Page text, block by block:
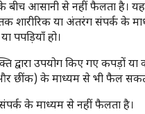
बीच आसानी से नहीं फैलता है।
शारीरिक या अंतरंग संपर्क के
पपड़ियाँ हो।
द्वारा उपयोग किए गए कपड़ों
छींक) के माध्यम से भी फैल
के माध्यम से नहीं फैलता है।